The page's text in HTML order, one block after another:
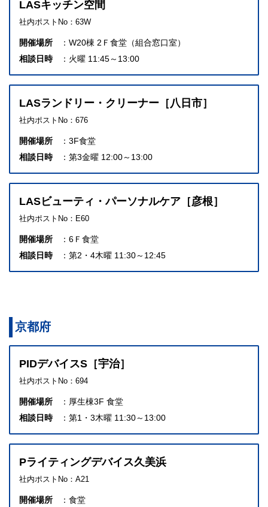
LASキッチン空間
社内ポストNo：63W
開催場所
W20棟 2Ｆ食堂（組合窓口室）
相談日時
火曜 11:45～13:00
LASランドリー・クリーナー［八日市］
社内ポストNo：676
開催場所
3F食堂
相談日時
第3金曜 12:00～13:00
LASビューティ・パーソナルケア［彦根］
社内ポストNo：E60
開催場所
6Ｆ食堂
相談日時
第2・4木曜 11:30～12:45
京都府
PIDデバイスS［宇治］
社内ポストNo：694
開催場所
厚生棟3F 食堂
相談日時
第1・3木曜 11:30～13:00
Pライティングデバイス久美浜
社内ポストNo：A21
開催場所
食堂